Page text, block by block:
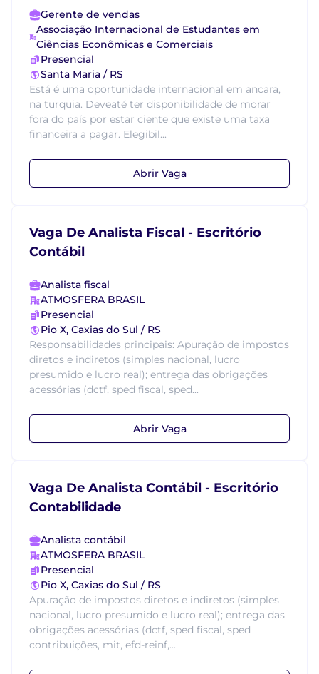
Gerente de vendas
Associação Internacional de Estudantes em
Ciências Econômicas e Comerciais
Presencial
Santa Maria / RS
Está é uma oportunidade internacional em ancara,
na turquia. Deveaté ter disponibilidade de morar
fora do país por estar ciente que existe uma taxa
financeira a pagar. Elegibil...
Abrir Vaga
Vaga De Analista Fiscal - Escritório
Contábil
Analista fiscal
ATMOSFERA BRASIL
Presencial
Pio X, Caxias do Sul / RS
Responsabilidades principais: Apuração de impostos
diretos e indiretos (simples nacional, lucro
presumido e lucro real); entrega das obrigações
acessórias (dctf, sped fiscal, sped...
Abrir Vaga
Vaga De Analista Contábil - Escritório
Contabilidade
Analista contábil
ATMOSFERA BRASIL
Presencial
Pio X, Caxias do Sul / RS
Apuração de impostos diretos e indiretos (simples
nacional, lucro presumido e lucro real); entrega das
obrigações acessórias (dctf, sped fiscal, sped
contribuições, mit, efd-reinf,...